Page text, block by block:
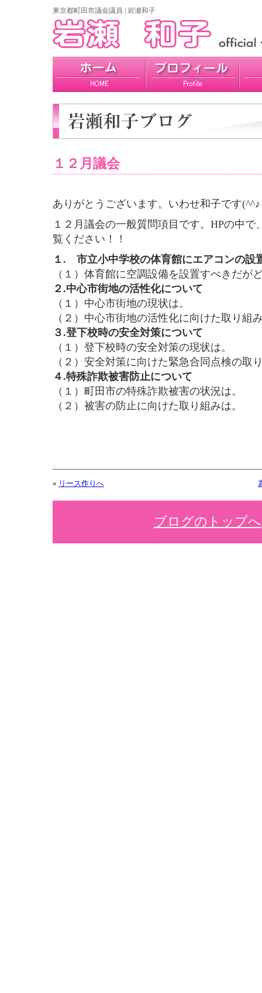
東京都町田市議会議員 | 岩瀬和子
プロフィール 政策 活動報告
１２月議会
ありがとうございます。いわせ和子です(^^♪
１２月議会の一般質問項目です。HPの中で
覧ください！！
１. 市立小中学校の体育館にエアコンの設
（１）体育館に空調設備を設置すべきだが
２.中心市街地の活性化について
（１）中心市街地の現状は。
（２）中心市街地の活性化に向けた取り組
３.登下校時の安全対策について
（１）登下校時の安全対策の現状は。
（２）安全対策に向けた緊急合同点検の取
４.特殊詐欺被害防止について
（１）町田市の特殊詐欺被害の状況は。
（２）被害の防止に向けた取り組みは。
« リース作りへ
ブログのトップへ